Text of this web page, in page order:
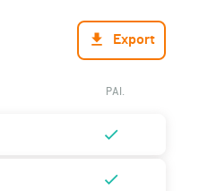
Export
PAI.